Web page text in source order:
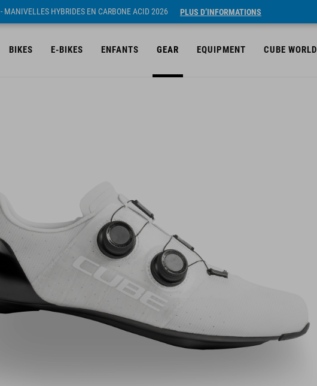
- MANIVELLES HYBRIDES EN CARBONE ACID 2026 PLUS D’INFORMATIONS
BIKES E-BIKES ENFANTS GEAR EQUIPMENT CUBE WORLD